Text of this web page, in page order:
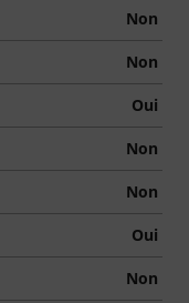
Non
Non
Oui
Non
Non
Oui
Non